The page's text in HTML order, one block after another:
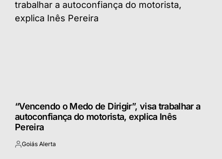
“Vencendo o Medo de Dirigir”, visa trabalhar a
autoconfiança do motorista, explica Inês
Pereira
Postado
Goiás Alerta